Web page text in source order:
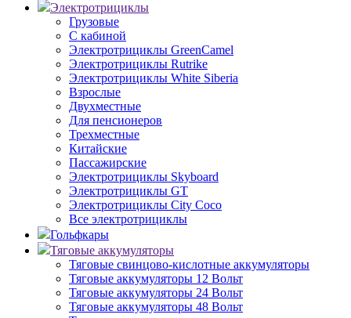
Электротрициклы
Грузовые
С кабиной
Электротрициклы GreenCamel
Электротрициклы Rutrike
Электротрициклы White Siberia
Взрослые
Двухместные
Для пенсионеров
Трехместные
Китайские
Пассажирские
Электротрициклы Skyboard
Электротрициклы GT
Электротрициклы City Coco
Все электротрициклы
Гольфкары
Тяговые аккумуляторы
Тяговые свинцово-кислотные аккумуляторы
Тяговые аккумуляторы 12 Вольт
Тяговые аккумуляторы 24 Вольт
Тяговые аккумуляторы 48 Вольт